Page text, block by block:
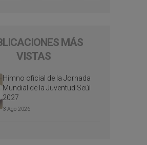
MÁS
VISTAS
Himno oficial de la Jornada
Mundial de la Juventud Seúl
2027
3 Ago 2026